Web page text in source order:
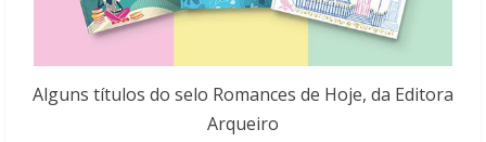
Alguns títulos do selo Romances de Hoje, da Editora
Arqueiro